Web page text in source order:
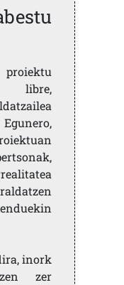
libre,
inork
zer